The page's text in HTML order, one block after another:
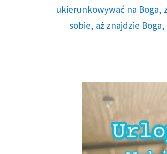
ukierunkowywać na Boga,
sobie, aż znajdzie